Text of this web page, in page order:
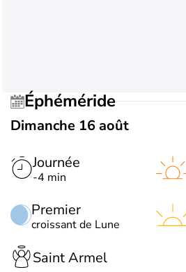
Éphéméride
Dimanche 16 août
Journée
-4 min
Premier
croissant de Lune
Saint Armel